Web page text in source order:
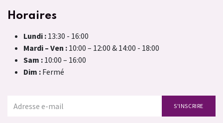
Horaires
Lundi : 13:30 - 16:00
Mardi – Ven : 10:00 – 12:00 & 14:00 - 18:00
Sam : 10:00 – 16:00
Dim : Fermé
S'INSCRIRE